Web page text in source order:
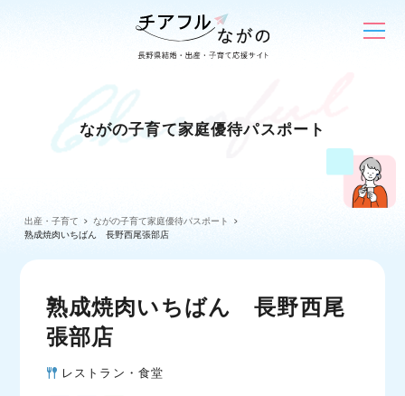
ながの子育て家庭優待パスポート
出産・子育て
ながの子育て家庭優待パスポート
熟成焼肉いちばん 長野西尾張部店
熟成焼肉いちばん 長野西尾
張部店
レストラン・食堂